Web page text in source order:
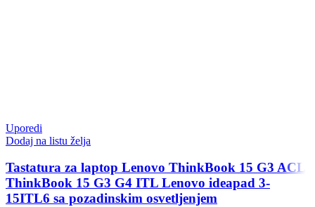
Uporedi
Dodaj na listu želja
Tastatura za laptop Lenovo ThinkBook 15 G3 ACL
ThinkBook 15 G3 G4 ITL Lenovo ideapad 3-
15ITL6 sa pozadinskim osvetljenjem